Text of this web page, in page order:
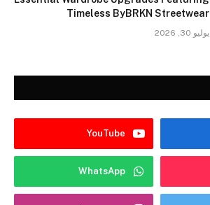
Timeless ByBRKN Streetwear
يوليو 30, 2026
YouTube
WhatsApp